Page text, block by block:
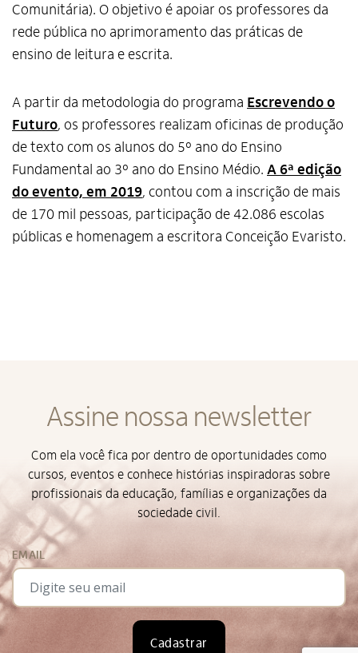
Comunitária). O objetivo é apoiar os professores da
rede pública no aprimoramento das práticas de
ensino de leitura e escrita.
A partir da metodologia do programa Escrevendo o
Futuro, os professores realizam oficinas de produção
de texto com os alunos do 5º ano do Ensino
Fundamental ao 3º ano do Ensino Médio. A 6ª edição
do evento, em 2019, contou com a inscrição de mais
de 170 mil pessoas, participação de 42.086 escolas
públicas e homenagem a escritora Conceição Evaristo.
Assine nossa newsletter
Com ela você fica por dentro de oportunidades como
cursos, eventos e conhece histórias inspiradoras sobre
profissionais da educação, famílias e organizações da
sociedade civil.
EMAIL
Cadastrar